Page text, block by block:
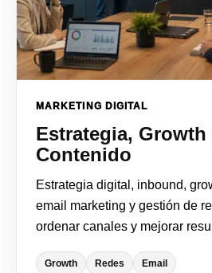
MARKETING DIGITAL
Estrategia, Growth
Contenido
Estrategia digital, inbound,
email marketing y gestión de
ordenar canales y mejorar
Growth Redes Email